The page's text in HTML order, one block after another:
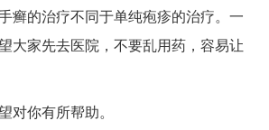
癣的治疗不同于单纯疱疹的治疗。一
大家先去医院，不要乱用药，容易让
对你有所帮助。